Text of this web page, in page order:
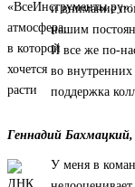
и внимание
нашим
И все же по-
во
поддержка
Геннадий
У меня в